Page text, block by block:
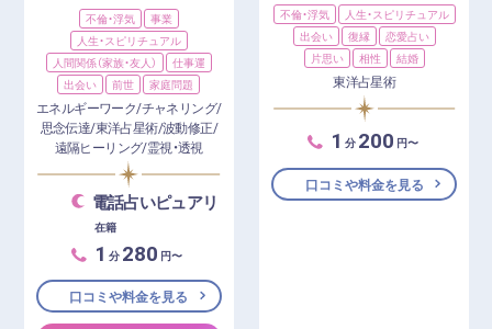
不倫・浮気
事業
人生・スピリチュアル
人間関係（家族・友人）
仕事運
出会い
前世 家庭問題
エネルギーワーク/チャネリング/
思念伝達/東洋占星術/波動修正/
遠隔ヒーリング/霊視・透視
電話占いピュアリ
在籍
1 分 280 円〜
口コミや料金を見る
不倫・浮気
人生・スピリチュアル
出会い
復縁
恋愛占い
片思い
相性 結婚
東洋占星術
1 分 200 円〜
口コミや料金を見る